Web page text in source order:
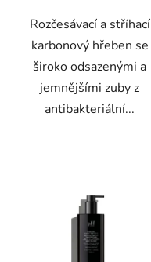
Rozčesávací a stříhací
karbonový hřeben se
široko odsazenými a
jemnějšími zuby z
antibakteriální...